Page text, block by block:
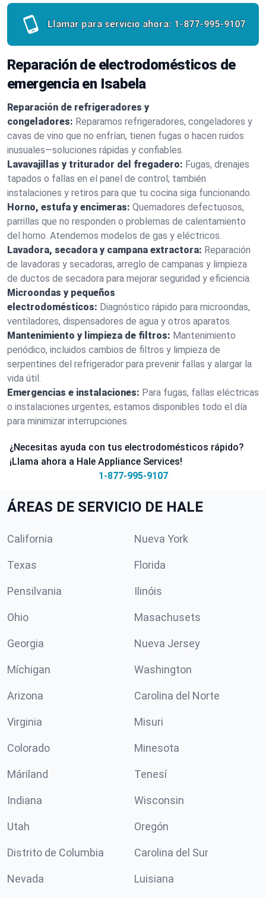
Llamar para servicio ahora: 1-877-995-9107
Reparación de electrodomésticos de
emergencia en Isabela
Reparación de refrigeradores y
congeladores: Reparamos refrigeradores, congeladores y
cavas de vino que no enfrían, tienen fugas o hacen ruidos
inusuales—soluciones rápidas y confiables.
Lavavajillas y triturador del fregadero: Fugas, drenajes
tapados o fallas en el panel de control; también
instalaciones y retiros para que tu cocina siga funcionando.
Horno, estufa y encimeras: Quemadores defectuosos,
parrillas que no responden o problemas de calentamiento
del horno. Atendemos modelos de gas y eléctricos.
Lavadora, secadora y campana extractora: Reparación
de lavadoras y secadoras, arreglo de campanas y limpieza
de ductos de secadora para mejorar seguridad y eficiencia.
Microondas y pequeños
electrodomésticos: Diagnóstico rápido para microondas,
ventiladores, dispensadores de agua y otros aparatos.
Mantenimiento y limpieza de filtros: Mantenimiento
periódico, incluidos cambios de filtros y limpieza de
serpentines del refrigerador para prevenir fallas y alargar la
vida útil.
Emergencias e instalaciones: Para fugas, fallas eléctricas
o instalaciones urgentes, estamos disponibles todo el día
para minimizar interrupciones.
¿Necesitas ayuda con tus electrodomésticos rápido?
¡Llama ahora a Hale Appliance Services!
1-877-995-9107
ÁREAS DE SERVICIO DE HALE
California Nueva York
Texas Florida
Pensilvania Ilinóis
Ohio Masachusets
Georgia Nueva Jersey
Míchigan Washington
Arizona Carolina del Norte
Virginia Misuri
Colorado Minesota
Máriland Tenesí
Indiana Wisconsin
Utah Oregón
Distrito de Columbia Carolina del Sur
Nevada Luisiana